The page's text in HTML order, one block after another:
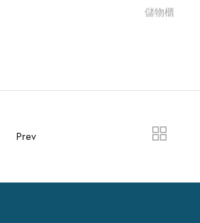
儲物櫃
Prev